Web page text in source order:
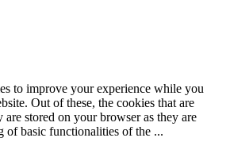
to improve your experience while you
Out of these, the cookies that are
are stored on your browser as they are
of basic functionalities of the ...